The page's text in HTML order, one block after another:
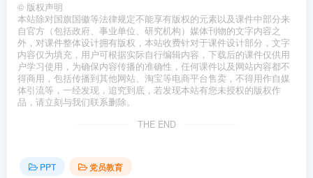
© 版权声明
本站除对国旗国徽等法律规定不能享有版权的元素以及课件中部分来
自官方（包括政府、事业单位、研究机构）媒体刊物的文字内容之
外，对课件整体设计拥有版权，本站收费针对于课件设计部分，文字
内容仅为填充，用户可根据实际自行编辑内容，下载后的课件仅供用
户学习使用，为确保内容传播的准确性，任何课件以及网站内容都不
得商用，包括传播到其他网站、淘宝等电商平台售卖，不得用作自媒
体引流等，一经发现，追究到底，若发现本站有您未授权的版权作
品，请立刻与我们联系删除。
THE END
PPT
党员教育